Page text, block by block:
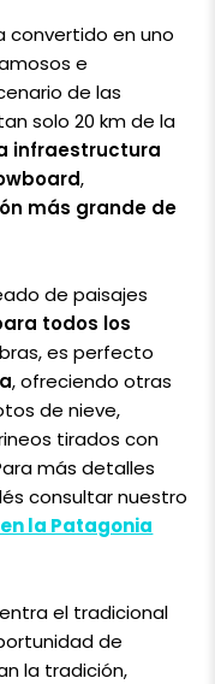
convertido en uno
e
de las
solo 20 km de la
infraestructura
,
más grande de
de paisajes
todos los
es perfecto
, ofreciendo otras
de nieve,
tirados con
más detalles
consultar nuestro
la Patagonia
el tradicional
de
la tradición,